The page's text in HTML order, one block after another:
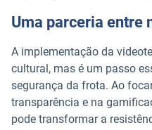
Uma parceria entre
A implementação da
cultural, mas é um passo
segurança da frota. Ao
transparência e na
pode transformar a